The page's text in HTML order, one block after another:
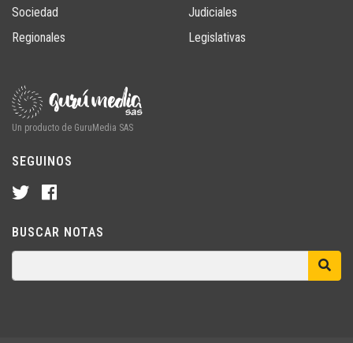
Sociedad
Regionales
Judiciales
Legislativas
Un producto de GuruMedia SAS
SEGUINOS
BUSCAR NOTAS